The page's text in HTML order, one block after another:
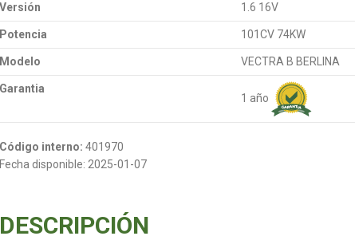
Versión 1.6 16V
Potencia 101CV 74KW
Modelo VECTRA B BERLINA
Garantia
1 año
Código interno: 401970
Fecha disponible: 2025-01-07
DESCRIPCIÓN